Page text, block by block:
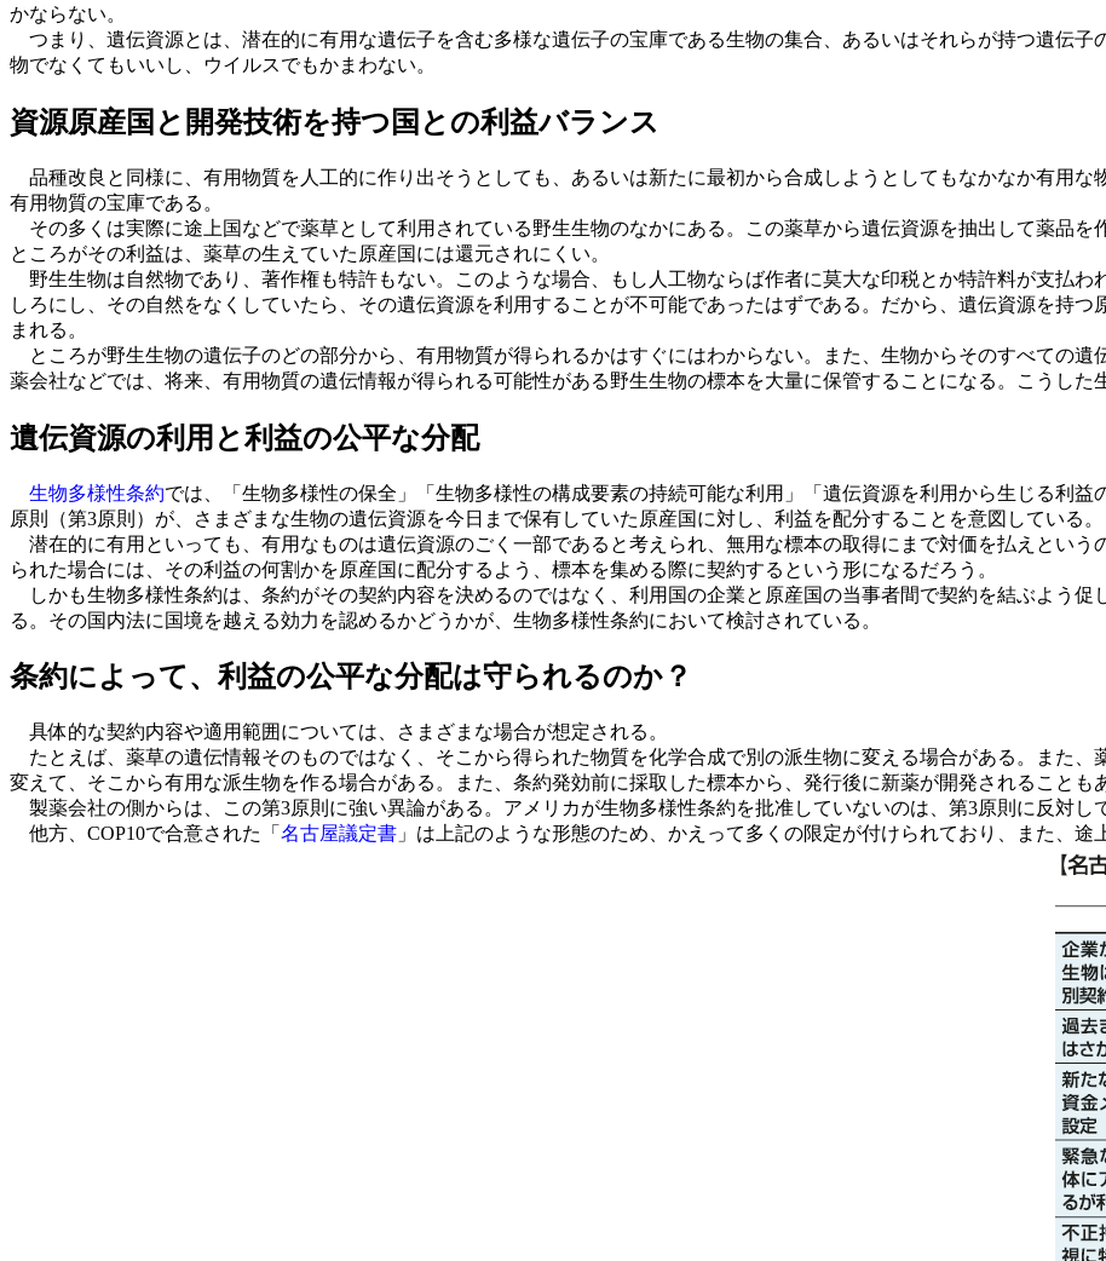
かならない。
つまり、遺伝資源とは、潜在的に有用な遺伝子を含む多様な遺伝子の宝庫である生物の集合、あるいはそれらが持つ遺伝
物でなくてもいいし、ウイルスでもかまわない。
資源原産国と開発技術を持つ国との利益バランス
品種改良と同様に、有用物質を人工的に作り出そうとしても、あるいは新たに最初から合成しようとしてもなかなか有用
有用物質の宝庫である。
その多くは実際に途上国などで薬草として利用されている野生生物のなかにある。この薬草から遺伝資源を抽出して薬品を
ところがその利益は、薬草の生えていた原産国には還元されにくい。
野生生物は自然物であり、著作権も特許もない。このような場合、もし人工物ならば作者に莫大な印税とか特許料が支払
しろにし、その自然をなくしていたら、その遺伝資源を利用することが不可能であったはずである。だから、遺伝資源を持
まれる。
ところが野生生物の遺伝子のどの部分から、有用物質が得られるかはすぐにはわからない。また、生物からそのすべての
薬会社などでは、将来、有用物質の遺伝情報が得られる可能性がある野生生物の標本を大量に保管することになる。こうした
遺伝資源の利用と利益の公平な分配
生物多様性条約では、「生物多様性の保全」「生物多様性の構成要素の持続可能な利用」「遺伝資源を利用から生じる利
原則（第3原則）が、さまざまな生物の遺伝資源を今日まで保有していた原産国に対し、利益を配分することを意図している。
潜在的に有用といっても、有用なものは遺伝資源のごく一部であると考えられ、無用な標本の取得にまで対価を払えとい
られた場合には、その利益の何割かを原産国に配分するよう、標本を集める際に契約するという形になるだろう。
しかも生物多様性条約は、条約がその契約内容を決めるのではなく、利用国の企業と原産国の当事者間で契約を結ぶよう
る。その国内法に国境を越える効力を認めるかどうかが、生物多様性条約において検討されている。
条約によって、利益の公平な分配は守られるのか？
具体的な契約内容や適用範囲については、さまざまな場合が想定される。
たとえば、薬草の遺伝情報そのものではなく、そこから得られた物質を化学合成で別の派生物に変える場合がある。また、
変えて、そこから有用な派生物を作る場合がある。また、条約発効前に採取した標本から、発行後に新薬が開発されることも
製薬会社の側からは、この第3原則に強い異論がある。アメリカが生物多様性条約を批准していないのは、第3原則に反対し
他方、COP10で合意された「 名古屋議定書 」は上記のような形態のため、かえって多くの限定が付けられており、また、